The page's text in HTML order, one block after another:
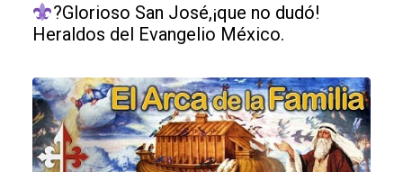
?Glorioso San José,¡que no dudó!
Heraldos del Evangelio México.